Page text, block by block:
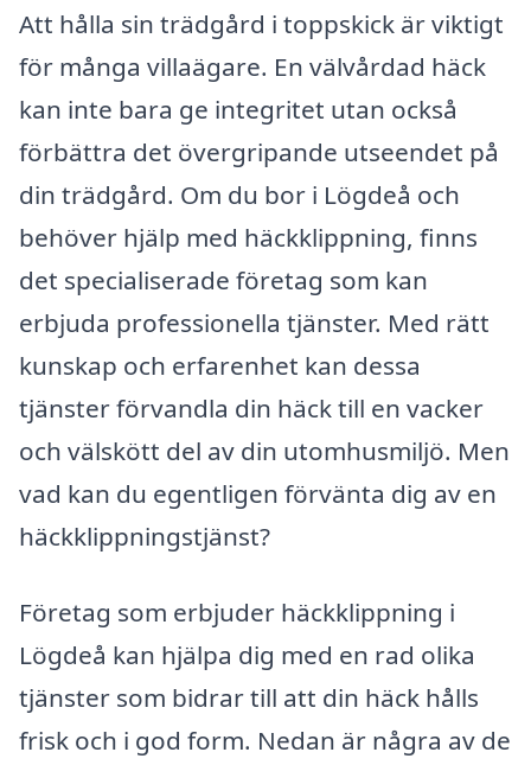
Att hålla sin trädgård i toppskick är viktigt
för många villaägare. En välvårdad häck
kan inte bara ge integritet utan också
förbättra det övergripande utseendet på
din trädgård. Om du bor i Lögdeå och
behöver hjälp med häckklippning, finns
det specialiserade företag som kan
erbjuda professionella tjänster. Med rätt
kunskap och erfarenhet kan dessa
tjänster förvandla din häck till en vacker
och välskött del av din utomhusmiljö. Men
vad kan du egentligen förvänta dig av en
häckklippningstjänst?
Företag som erbjuder häckklippning i
Lögdeå kan hjälpa dig med en rad olika
tjänster som bidrar till att din häck hålls
frisk och i god form. Nedan är några av de